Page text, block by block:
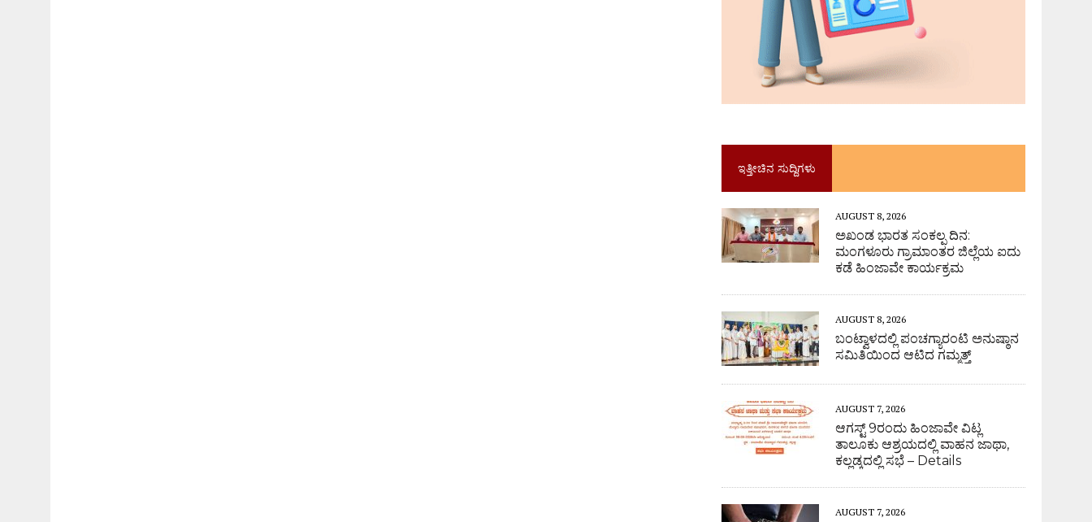
ಇತ್ತೀಚಿನ ಸುದ್ದಿಗಳು
AUGUST 8, 2026
ಅಖಂಡ ಭಾರತ ಸಂಕಲ್ಪ ದಿನ:
ಮಂಗಳೂರು ಗ್ರಾಮಾಂತರ ಜಿಲ್ಲೆಯ ಐದು
ಕಡೆ ಹಿಂಜಾವೇ ಕಾರ್ಯಕ್ರಮ
AUGUST 8, 2026
ಬಂಟ್ವಾಳದಲ್ಲಿ ಪಂಚಗ್ಯಾರಂಟಿ ಅನುಷ್ಠಾನ
ಸಮಿತಿಯಿಂದ ಆಟಿದ ಗಮ್ಮತ್ತ್
AUGUST 7, 2026
ಆಗಸ್ಟ್ 9ರಂದು ಹಿಂಜಾವೇ ವಿಟ್ಲ
ತಾಲೂಕು ಆಶ್ರಯದಲ್ಲಿ ವಾಹನ ಜಾಥಾ,
ಕಲ್ಲಡ್ಕದಲ್ಲಿ ಸಭೆ – Details
AUGUST 7, 2026